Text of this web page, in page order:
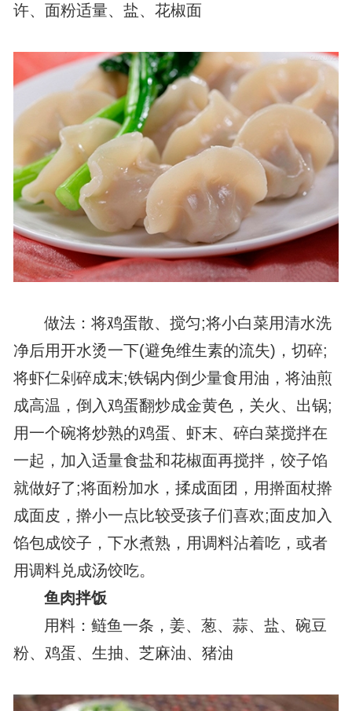
许、面粉适量、盐、花椒面
做法：将鸡蛋散、搅匀;将小白菜用清水洗
净后用开水烫一下(避免维生素的流失)，切碎;
将虾仁剁碎成末;铁锅内倒少量食用油，将油煎
成高温，倒入鸡蛋翻炒成金黄色，关火、出锅;
用一个碗将炒熟的鸡蛋、虾末、碎白菜搅拌在
一起，加入适量食盐和花椒面再搅拌，饺子馅
就做好了;将面粉加水，揉成面团，用擀面杖擀
成面皮，擀小一点比较受孩子们喜欢;面皮加入
馅包成饺子，下水煮熟，用调料沾着吃，或者
用调料兑成汤饺吃。
鱼肉拌饭
用料：鲢鱼一条，姜、葱、蒜、盐、碗豆
粉、鸡蛋、生抽、芝麻油、猪油